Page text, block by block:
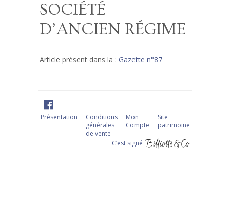
SOCIÉTÉ
D’ANCIEN RÉGIME
Article présent dans la : Gazette n°87
Présentation
Conditions
générales
de vente
Mon
Compte
Site
patrimoine
C‘est signé